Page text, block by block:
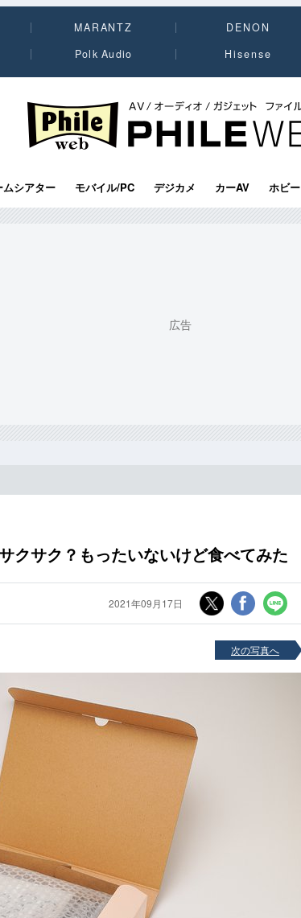
MARANTZ DENON
Polk Audio
Hisense
PHILE WEB｜AV/オーディオ/ガジェット
ムシアター モバイル/PC デジカメ カーAV ホビー
クサク？もったいないけど食べてみた
2021年09月17日
次の写真へ